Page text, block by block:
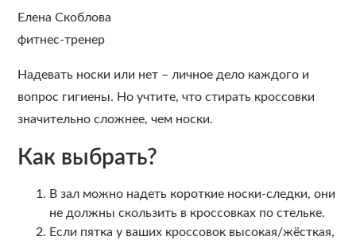
Елена Скоблова
фитнес-тренер
Надевать носки или нет – личное дело каждого и
вопрос гигиены. Но учтите, что стирать кроссовки
значительно сложнее, чем носки.
Как выбрать?
В зал можно надеть короткие носки-следки, они
не должны скользить в кроссовках по стельке.
Если пятка у ваших кроссовок высокая/жёсткая,